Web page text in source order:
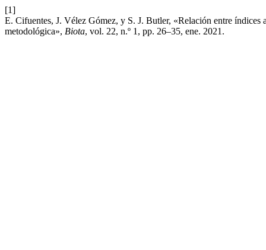
[1]
E. Cifuentes, J. Vélez Gómez, y S. J. Butler, «Relación entre índices
metodológica», Biota, vol. 22, n.º 1, pp. 26–35, ene. 2021.